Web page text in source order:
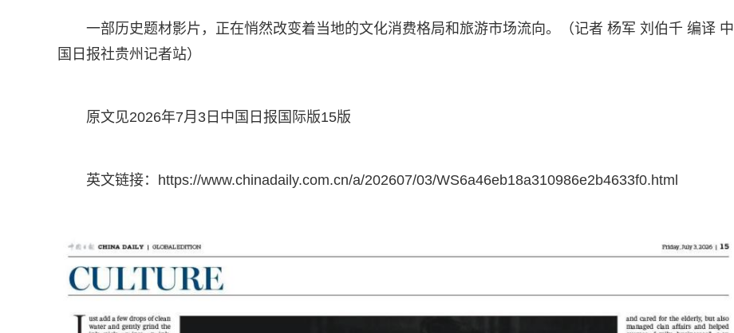
一部历史题材影片，正在悄然改变着当地的文化消费格局和旅游市场流向。（记者 杨军 刘伯千 编译 中
国日报社贵州记者站）
原文见2026年7月3日中国日报国际版15版
英文链接：https://www.chinadaily.com.cn/a/202607/03/WS6a46eb18a310986e2b4633f0.html